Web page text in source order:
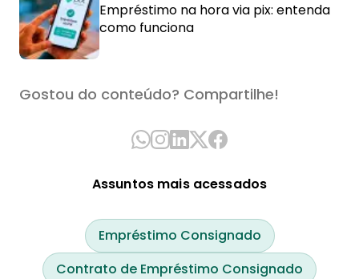
Empréstimo na hora via pix: entenda
como funciona
Gostou do conteúdo? Compartilhe!
Assuntos mais acessados
Empréstimo Consignado
Contrato de Empréstimo Consignado